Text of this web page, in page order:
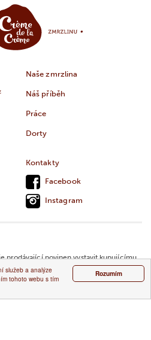
Rozumím
služeb a analýze
tohoto webu s tím
Naše zmrzlina
Náš příběh
Práce
Dorty
Kontakty
Facebook
Instagram
prodávající povinen vystavit kupujícímu
přijatou tržbu u správce daně
výpadku pak nejpozději do 48 hodin.